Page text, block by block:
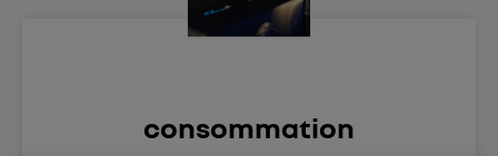
consommation